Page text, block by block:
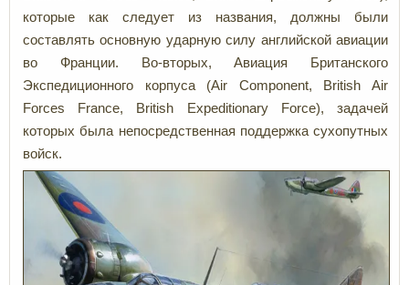
которые как следует из названия, должны были
составлять основную ударную силу английской авиации
во Франции. Во-вторых, Авиация Британского
Экспедиционного корпуса (Air Component, British Air
Forces France, British Expeditionary Force), задачей
которых была непосредственная поддержка сухопутных
войск.